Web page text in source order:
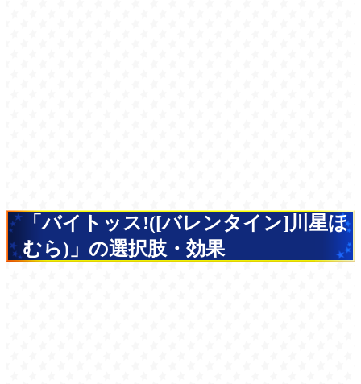
「バイトッス!([バレンタイン]川星ほ
むら)」の選択肢・効果